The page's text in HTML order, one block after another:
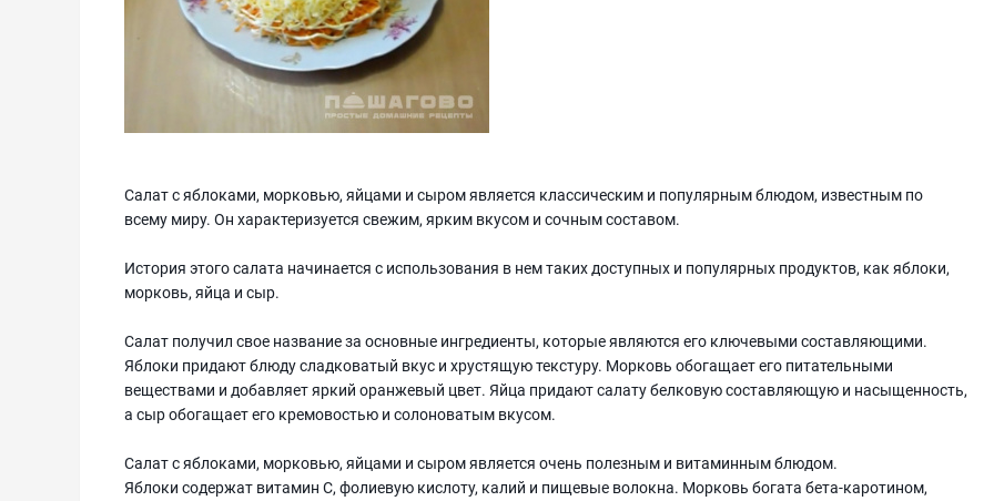
Салат с яблоками, морковью, яйцами и сыром является классическим и популярным блюдом, известным по
всему миру. Он характеризуется свежим, ярким вкусом и сочным составом.
История этого салата начинается с использования в нем таких доступных и популярных продуктов, как яблоки,
морковь, яйца и сыр.
Салат получил свое название за основные ингредиенты, которые являются его ключевыми составляющими.
Яблоки придают блюду сладковатый вкус и хрустящую текстуру. Морковь обогащает его питательными
веществами и добавляет яркий оранжевый цвет. Яйца придают салату белковую составляющую и насыщенность,
а сыр обогащает его кремовостью и солоноватым вкусом.
Салат с яблоками, морковью, яйцами и сыром является очень полезным и витаминным блюдом.
Яблоки содержат витамин C, фолиевую кислоту, калий и пищевые волокна. Морковь богата бета-каротином,